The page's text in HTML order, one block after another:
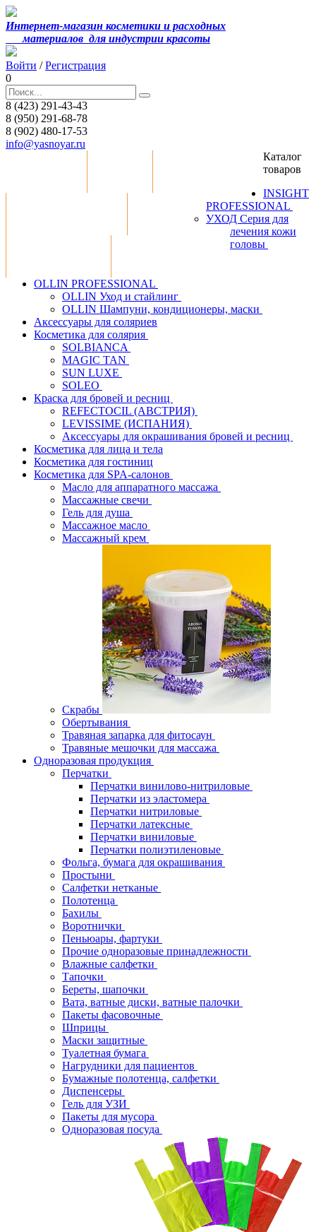
Интернет-магазин косметики и расходных
материалов для индустрии красоты
Войти /Регистрация
0
8 (423) 291-43-43
8 (950) 291-68-78
8 (902) 480-17-53
info@yasnoyar.ru
Каталог
товаров
INSIGHT
PROFESSIONAL
УХОД Серия для
лечения кожи
головы
OLLIN PROFESSIONAL
OLLIN Уход и стайлинг
OLLIN Шампуни, кондиционеры, маски
Аксессуары для соляриев
Косметика для солярия
SOLBIANCA
MAGIC TAN
SUN LUXE
SOLEO
Краска для бровей и ресниц
REFECTOCIL (АВСТРИЯ)
LEVISSIME (ИСПАНИЯ)
Аксессуары для окрашивания бровей и ресниц
Косметика для лица и тела
Косметика для гостиниц
Косметика для SPA-салонов
Масло для аппаратного массажа
Массажные свечи
Гель для душа
Массажное масло
Массажный крем
Скрабы
Обертывания
Травяная запарка для фитосаун
Травяные мешочки для массажа
Одноразовая продукция
Перчатки
Перчатки винилово-нитриловые
Перчатки из эластомера
Перчатки нитриловые
Перчатки латексные
Перчатки виниловые
Перчатки полиэтиленовые
Фольга, бумага для окрашивания
Простыни
Салфетки нетканые
Полотенца
Бахилы
Воротнички
Пеньюары, фартуки
Прочие одноразовые принадлежности
Влажные салфетки
Тапочки
Береты, шапочки
Вата, ватные диски, ватные палочки
Пакеты фасовочные
Шприцы
Маски защитные
Туалетная бумага
Нагрудники для пациентов
Бумажные полотенца, салфетки
Диспенсеры
Гель для УЗИ
Пакеты для мусора
Одноразовая посуда